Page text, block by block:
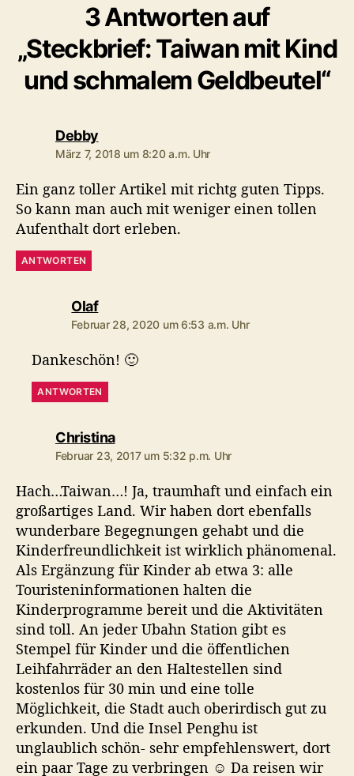
3 Antworten auf
„Steckbrief: Taiwan mit Kind
und schmalem Geldbeutel“
Debbysagt:
März 7, 2018 um 8:20 a.m. Uhr
Ein ganz toller Artikel mit richtg guten Tipps.
So kann man auch mit weniger einen tollen
Aufenthalt dort erleben.
ANTWORTEN
Olafsagt:
Februar 28, 2020 um 6:53 a.m. Uhr
Dankeschön! 🙂
ANTWORTEN
Christinasagt:
Februar 23, 2017 um 5:32 p.m. Uhr
Hach…Taiwan…! Ja, traumhaft und einfach ein
großartiges Land. Wir haben dort ebenfalls
wunderbare Begegnungen gehabt und die
Kinderfreundlichkeit ist wirklich phänomenal.
Als Ergänzung für Kinder ab etwa 3: alle
Touristeninformationen halten die
Kinderprogramme bereit und die Aktivitäten
sind toll. An jeder Ubahn Station gibt es
Stempel für Kinder und die öffentlichen
Leihfahrräder an den Haltestellen sind
kostenlos für 30 min und eine tolle
Möglichkeit, die Stadt auch oberirdisch gut zu
erkunden. Und die Insel Penghu ist
unglaublich schön- sehr empfehlenswert, dort
ein paar Tage zu verbringen ☺️ Da reisen wir